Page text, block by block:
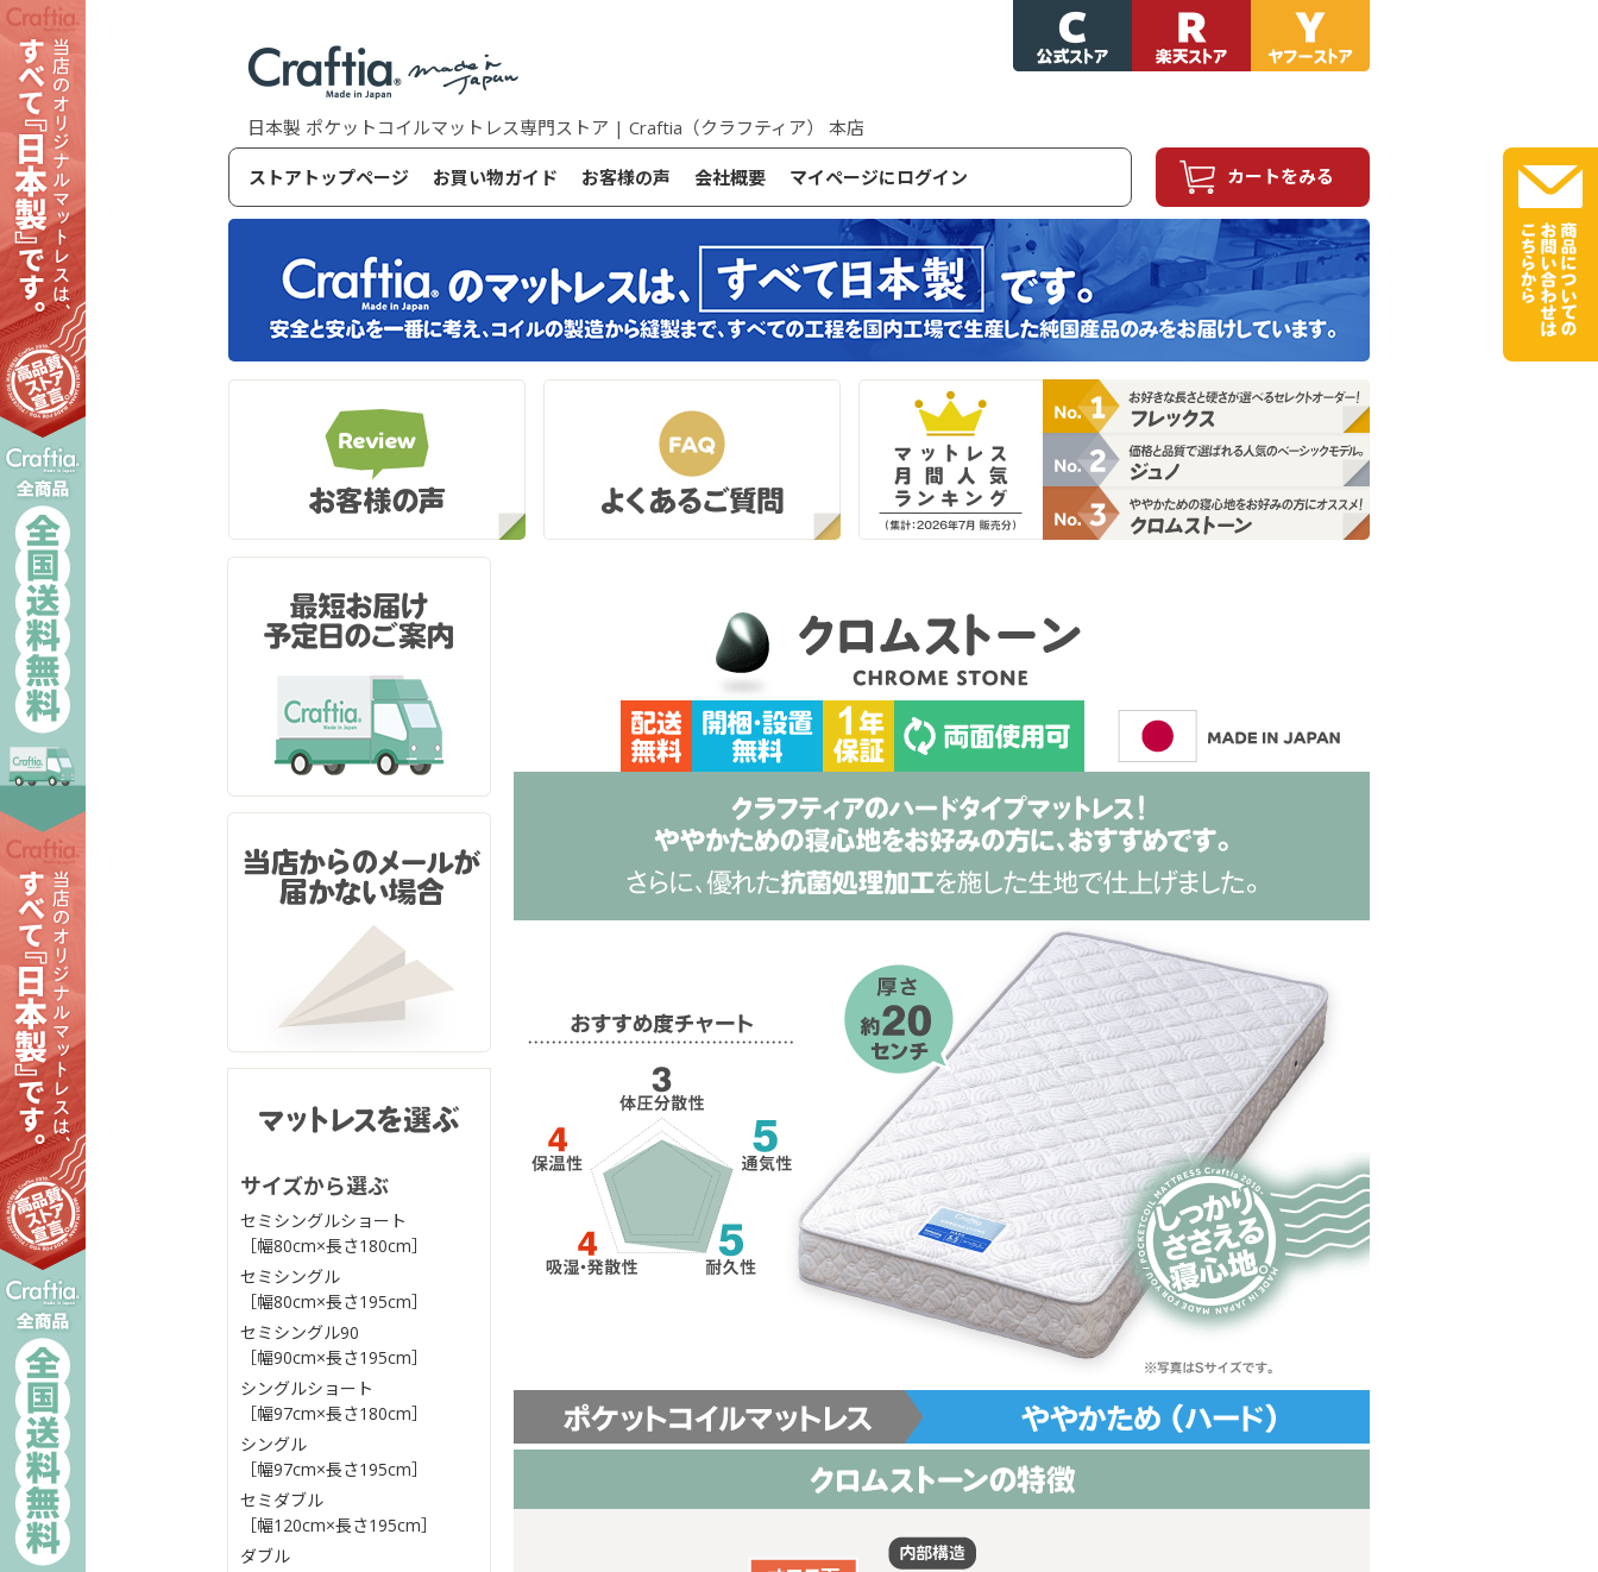
日本製 ポケットコイルマットレス専門ストア | Craftia（クラフティア） 本店
ストアトップページ お買い物ガイド お客様の声 会社概要 マイページにログイン カートをみる
サイズから選ぶ
セミシングルショート
［幅80cm×長さ180cm］
セミシングル
［幅80cm×長さ195cm］
セミシングル90
［幅90cm×長さ195cm］
シングルショート
［幅97cm×長さ180cm］
シングル
［幅97cm×長さ195cm］
セミダブル
［幅120cm×長さ195cm］
ダブル